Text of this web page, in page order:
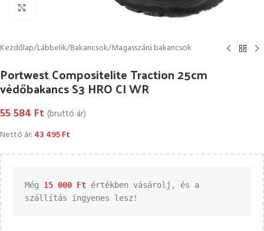
Kattintson a nagyításhoz
Kezdőlap/Lábbelik/Bakancsok/Magasszárú bakancsok
Portwest Compositelite Traction 25cm
védőbakancs S3 HRO CI WR
55 584 Ft (bruttó ár)
Nettó ár: 43 495Ft
Még 15 000 Ft értékben vásárolj, és a
szállítás ingyenes lesz!